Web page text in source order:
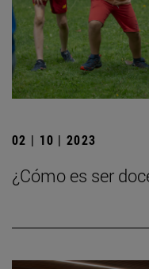
02 | 10 | 2023
¿Cómo es ser